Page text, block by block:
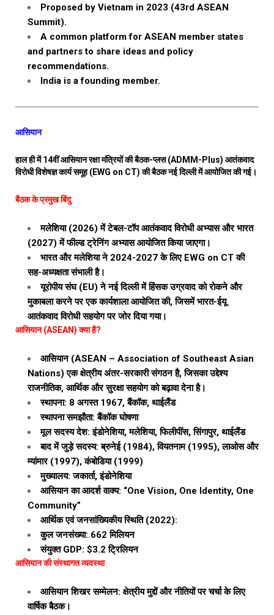
Proposed by Vietnam in 2023 (43rd ASEAN
Summit).
A common platform for ASEAN member states
and partners to share ideas and policy
recommendations.
India is a founding member.
आसियान
हाल ही में 14वीं आसियान रक्षा मंत्रियों की बैठक-प्लस (ADMM-Plus) आतंकवाद
विरोधी विशेषज्ञ कार्य समूह (EWG on CT) की बैठक नई दिल्ली में आयोजित की गई।
बैठक के प्रमुख बिंदु
मलेशिया (2026) में टेबल-टॉप आतंकवाद विरोधी अभ्यास और भारत
(2027) में फील्ड ट्रेनिंग अभ्यास आयोजित किया जाएगा।
भारत और मलेशिया ने 2024-2027 के लिए EWG on CT की
सह-अध्यक्षता संभाली है।
यूरोपीय संघ (EU) ने नई दिल्ली में हिंसक उग्रवाद को रोकने और
मुकाबला करने पर एक कार्यशाला आयोजित की, जिसमें भारत-ईयू
आतंकवाद विरोधी सहयोग पर जोर दिया गया।
आसियान (ASEAN) क्या है?
आसियान (ASEAN – Association of Southeast Asian
Nations) एक क्षेत्रीय अंतर-सरकारी संगठन है, जिसका उद्देश्य
राजनीतिक, आर्थिक और सुरक्षा सहयोग को बढ़ावा देना है।
स्थापना: 8 अगस्त 1967, बैंकॉक, थाईलैंड
स्थापना समझौता: बैंकॉक घोषणा
मूल सदस्य देश: इंडोनेशिया, मलेशिया, फिलीपींस, सिंगापुर, थाईलैंड
बाद में जुड़े सदस्य: ब्रुनेई (1984), वियतनाम (1995), लाओस और
म्यांमार (1997), कंबोडिया (1999)
मुख्यालय: जकार्ता, इंडोनेशिया
आसियान का आदर्श वाक्य: “One Vision, One Identity, One
Community”
आर्थिक एवं जनसांख्यिकीय स्थिति (2022):
कुल जनसंख्या: 662 मिलियन
संयुक्त GDP: $3.2 ट्रिलियन
आसियान की संस्थागत व्यवस्था
आसियान शिखर सम्मेलन: क्षेत्रीय मुद्दों और नीतियों पर चर्चा के लिए
वार्षिक बैठक।